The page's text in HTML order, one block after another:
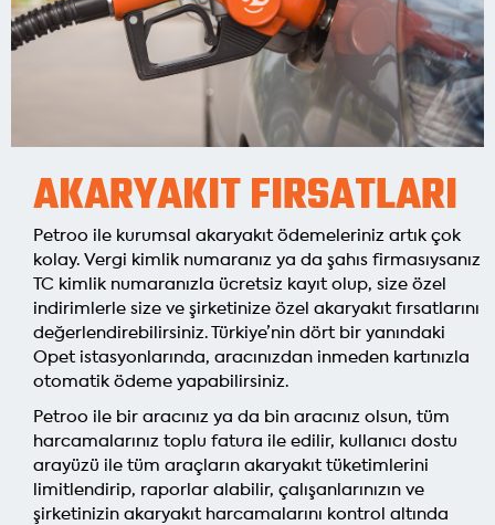
AKARYAKIT FIRSATLARI
Petroo ile kurumsal akaryakıt ödemeleriniz artık çok
kolay. Vergi kimlik numaranız ya da şahıs firmasıysanız
TC kimlik numaranızla ücretsiz kayıt olup, size özel
indirimlerle size ve şirketinize özel akaryakıt fırsatlarını
değerlendirebilirsiniz. Türkiye’nin dört bir yanındaki
Opet istasyonlarında, aracınızdan inmeden kartınızla
otomatik ödeme yapabilirsiniz.
Petroo ile bir aracınız ya da bin aracınız olsun, tüm
harcamalarınız toplu fatura ile edilir, kullanıcı dostu
arayüzü ile tüm araçların akaryakıt tüketimlerini
limitlendirip, raporlar alabilir, çalışanlarınızın ve
şirketinizin akaryakıt harcamalarını kontrol altında